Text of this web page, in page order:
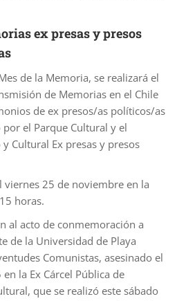
ex presas y presos
de la Memoria, se realizará el
de Memorias en el Chile
de ex presos/as políticos/as
el Parque Cultural y el
Cultural Ex presas y presos
viernes 25 de noviembre en la
horas.
al acto de conmemoración a
de la Universidad de Playa
Comunistas, asesinado el
la Ex Cárcel Pública de
que se realizó este sábado